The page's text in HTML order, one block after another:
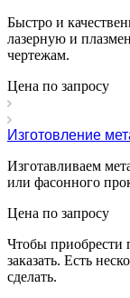
Быстро и
лазерную и
чертежам.
Цена по запросу
Изготовление
Изготавливаем
или фасонного
Цена по запросу
Чтобы приобрести
заказать. Есть
сделать.